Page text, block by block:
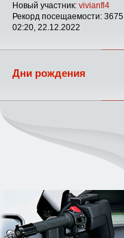
Новый участник: vivianfl4
Рекорд посещаемости: 3675
02:20, 22.12.2022
Дни рождения